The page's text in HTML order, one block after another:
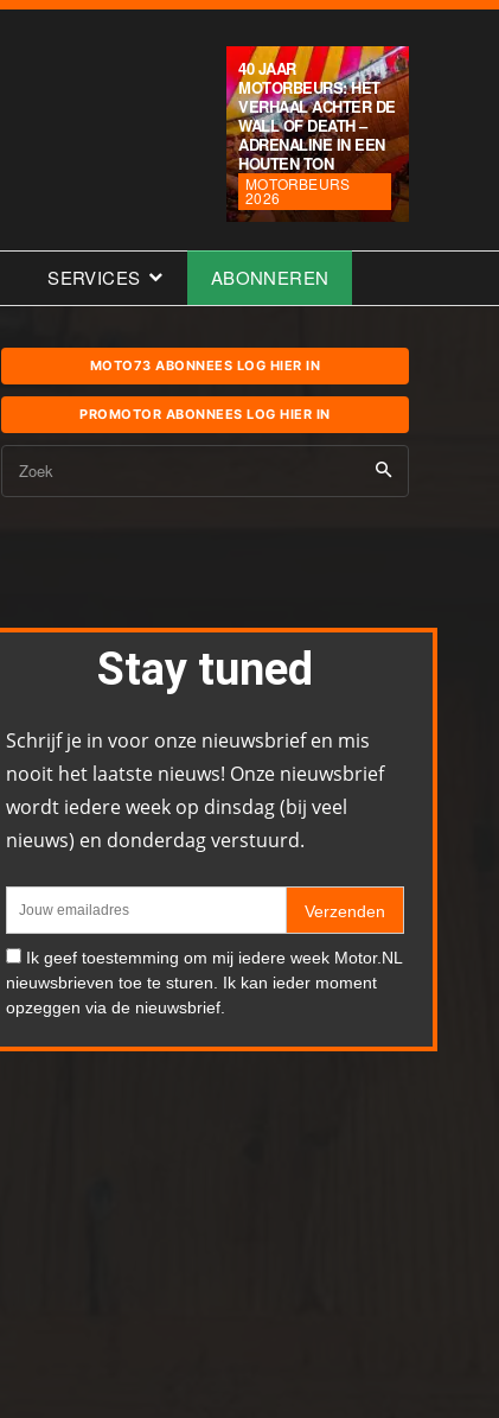
40 JAAR
MOTORBEURS: HET
VERHAAL ACHTER DE
WALL OF DEATH –
ADRENALINE IN EEN
HOUTEN TON
MOTORBEURS
2026
SERVICES ABONNEREN
MOTO73 ABONNEES LOG HIER IN
PROMOTOR ABONNEES LOG HIER IN
Zoek
Stay tuned
Schrijf je in voor onze nieuwsbrief en mis
nooit het laatste nieuws! Onze nieuwsbrief
wordt iedere week op dinsdag (bij veel
nieuws) en donderdag verstuurd.
Verzenden
Ik geef toestemming om mij iedere week Motor.NL
nieuwsbrieven toe te sturen. Ik kan ieder moment
opzeggen via de nieuwsbrief.